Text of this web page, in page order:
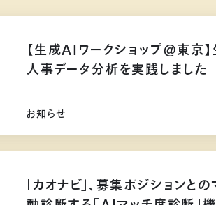
【生成AIワークショップ@東京
人事データ分析を実践しました
お知らせ
「カオナビ」、募集ポジションと